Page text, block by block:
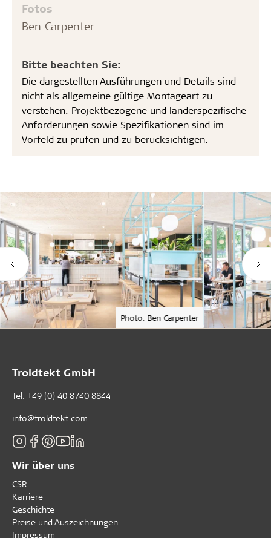
Fotos
Ben Carpenter
Bitte beachten Sie:
Die dargestellten Ausführungen und Details sind
nicht als allgemeine gültige Montageart zu
verstehen. Projektbezogene und länderspezifische
Anforderungen sowie Spezifikationen sind im
Vorfeld zu prüfen und zu berücksichtigen.
Photo: Ben Carpenter
Troldtekt GmbH
Tel: +49 (0) 40 8740 8844
info@troldtekt.com
Wir über uns
CSR
Karriere
Geschichte
Preise und Auszeichnungen
Impressum